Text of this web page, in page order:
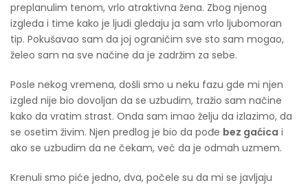
preplanulim tenom, vrlo atraktivna žena. Zbog njenog
izgleda i time kako je ljudi gledaju ja sam vrlo ljubomoran
tip. Pokušavao sam da joj ograničim sve sto sam mogao,
želeo sam na sve načine da je zadržim za sebe.
Posle nekog vremena, došli smo u neku fazu gde mi njen
izgled nije bio dovoljan da se uzbudim, tražio sam načine
kako da vratim strast. Onda sam imao želju da izlazimo, da
se osetim živim. Njen predlog je bio da pođe bez gaćica i
ako se uzbudim da ne čekam, već da je odmah uzmem.
Krenuli smo piće jedno, dva, počele su da mi se javljaju